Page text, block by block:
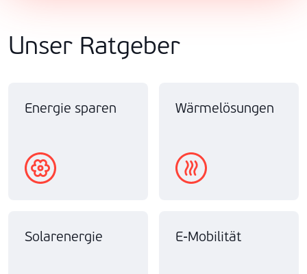
Unser Ratgeber
Energie sparen Wärmelösungen
Solarenergie E-Mobilität